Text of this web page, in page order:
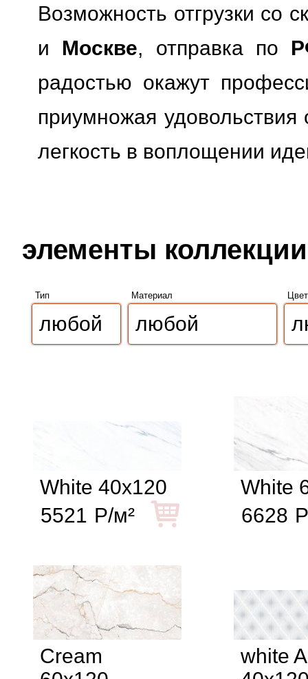
Возможность отгрузки со
и Москве, отправка по
радостью окажут
приумножая
легкость в воплощении
элементы
Тип Материал Цвет
White 40x120
5521 Р/м²
White
6628
Cream
white